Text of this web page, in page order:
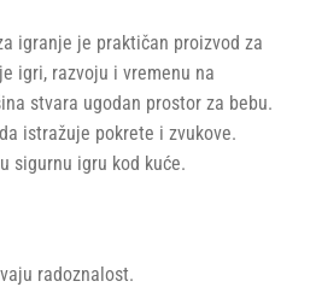
igranje je praktičan proizvod za
igri, razvoju i vremenu na
stvara ugodan prostor za bebu.
istražuje pokrete i zvukove.
sigurnu igru kod kuće.
radoznalost.